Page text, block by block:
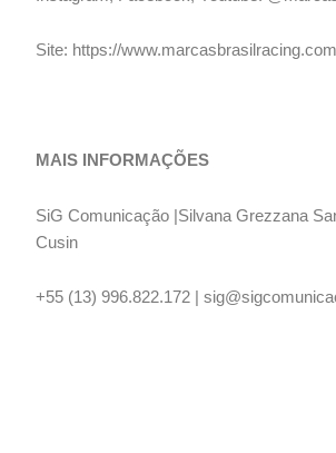
Site: https://www.marcasbrasilracing.com
MAIS INFORMAÇÕES
SiG Comunicação |Silvana Grezzana
Cusin
+55 (13) 996.822.172 |